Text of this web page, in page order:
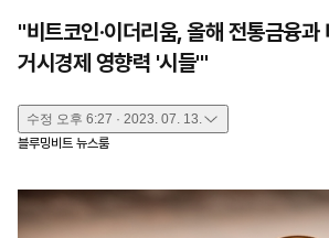
"비트코인·이더리움, 올해 전통금융
거시경제 영향력 '시들'"
수정 오후 6:27 · 2023. 07. 13.
블루밍비트 뉴스룸